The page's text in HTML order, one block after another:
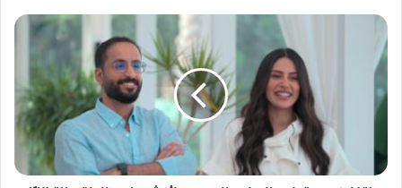
نتفليكس
تطرح
الإعلان
الرسمي
لأكثر
برامج
انتظارًا
في